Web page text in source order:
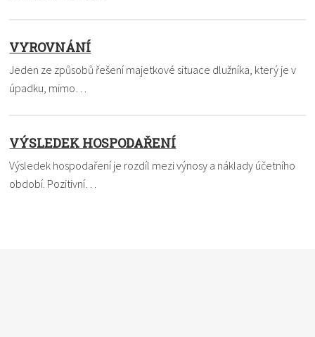
VYROVNÁNÍ
Jeden ze způsobů řešení majetkové situace dlužníka, který je v
úpadku, mimo…
VÝSLEDEK HOSPODAŘENÍ
Výsledek hospodaření je rozdíl mezi výnosy a náklady účetního
období. Pozitivní…